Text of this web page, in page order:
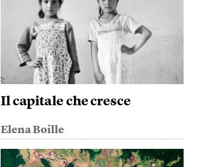
Il capitale che cresce
Elena Boille